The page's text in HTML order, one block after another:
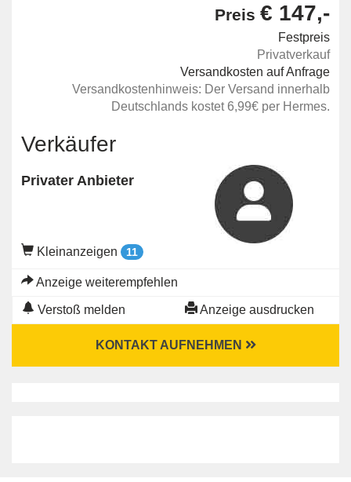
Preis € 147,-
Festpreis
Privatverkauf
Versandkosten auf Anfrage
Versandkostenhinweis: Der Versand innerhalb
Deutschlands kostet 6,99€ per Hermes.
Verkäufer
Privater Anbieter
Kleinanzeigen 11
Anzeige weiterempfehlen
Verstoß melden Anzeige ausdrucken
KONTAKT AUFNEHMEN